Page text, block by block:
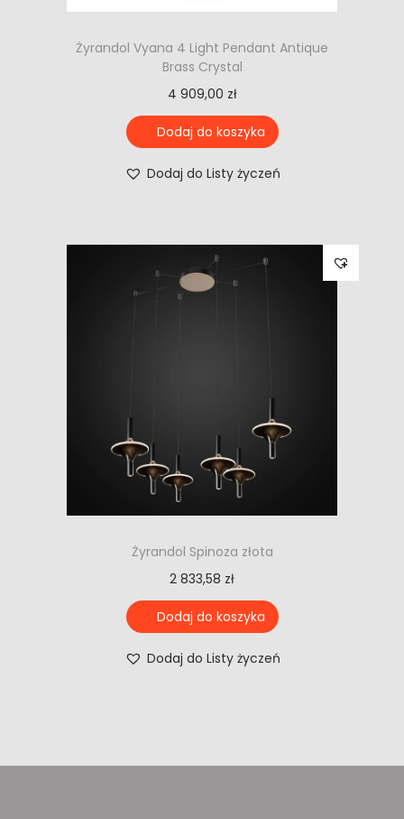
Żyrandol Vyana 4 Light Pendant Antique
Brass Crystal
4 909,00 zł
Dodaj do koszyka
Dodaj do Listy życzeń
Żyrandol Spinoza złota
2 833,58 zł
Dodaj do koszyka
Dodaj do Listy życzeń